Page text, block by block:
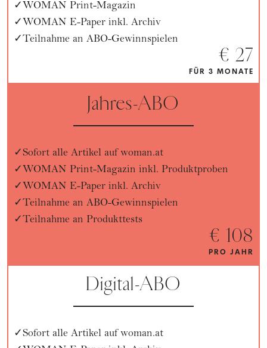
WOMAN Print-Magazin
WOMAN E-Paper inkl. Archiv
Teilnahme an ABO-Gewinnspielen
€ 27
FÜR 3 MONATE
Jahres-ABO
Sofort alle Artikel auf woman.at
WOMAN Print-Magazin inkl. Produktproben
WOMAN E-Paper inkl. Archiv
Teilnahme an ABO-Gewinnspielen
Teilnahme an Produkttests
€ 108
PRO JAHR
Digital-ABO
Sofort alle Artikel auf woman.at